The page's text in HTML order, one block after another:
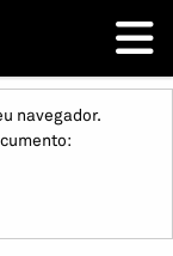
navegador.